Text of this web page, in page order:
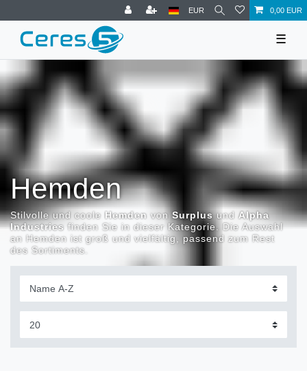
EUR 0,00 EUR
☰
Hemden
Stilvolle und coole Hemden von Surplusund Alpha
Industries finden Sie in dieser Kategorie. Die Auswahl
an Hemden ist groß und vielfältig, passend zum Rest
des Sortiments.